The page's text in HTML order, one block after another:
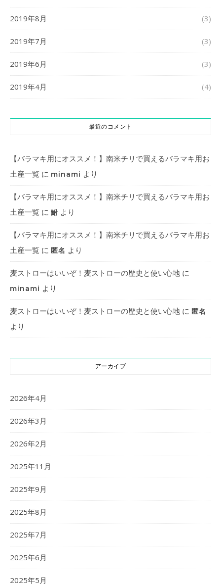
2019年8月 (3)
2019年7月 (3)
2019年6月 (3)
2019年4月 (4)
最近のコメント
【バラマキ用にオススメ！】南米チリで買えるバラマキ用お
土産一覧 に minami より
【バラマキ用にオススメ！】南米チリで買えるバラマキ用お
土産一覧 に 鮒 より
【バラマキ用にオススメ！】南米チリで買えるバラマキ用お
土産一覧 に 匿名 より
麦ストローはいいぞ！麦ストローの歴史と使い心地 に
minami より
麦ストローはいいぞ！麦ストローの歴史と使い心地 に 匿名
より
アーカイブ
2026年4月
2026年3月
2026年2月
2025年11月
2025年9月
2025年8月
2025年7月
2025年6月
2025年5月